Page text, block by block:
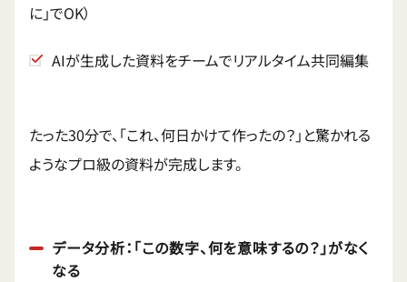
に」でOK）
AIが生成した資料をチームでリアルタイム共同編集
たった30分で、「これ、何日かけて作ったの？」と驚かれる
ようなプロ級の資料が完成します。
データ分析：「この数字、何を意味するの？」がなく
なる